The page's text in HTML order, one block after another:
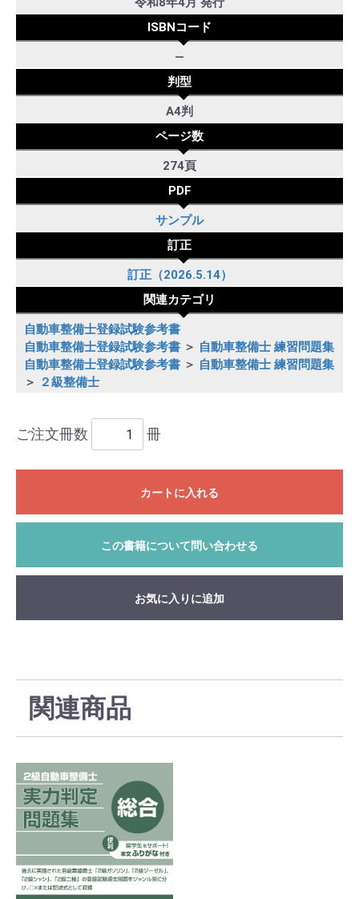
ISBNコード
―
判型
A4判
ページ数
274頁
PDF
サンプル
訂正
訂正（2026.5.14）
関連カテゴリ
自動車整備士登録試験参考書
自動車整備士登録試験参考書 ＞ 自動車整備士 練習問題集
自動車整備士登録試験参考書 ＞ 自動車整備士 練習問題集
＞ ２級整備士
ご注文冊数 冊
カートに入れる
この書籍について問い合わせる
お気に入りに追加
関連商品